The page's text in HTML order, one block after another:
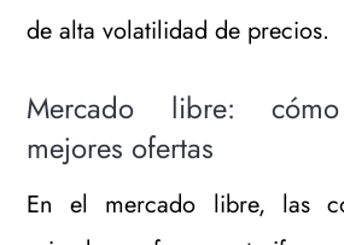
de alta volatilidad de precios.
Mercado libre:
mejores ofertas
En el mercado libre, las